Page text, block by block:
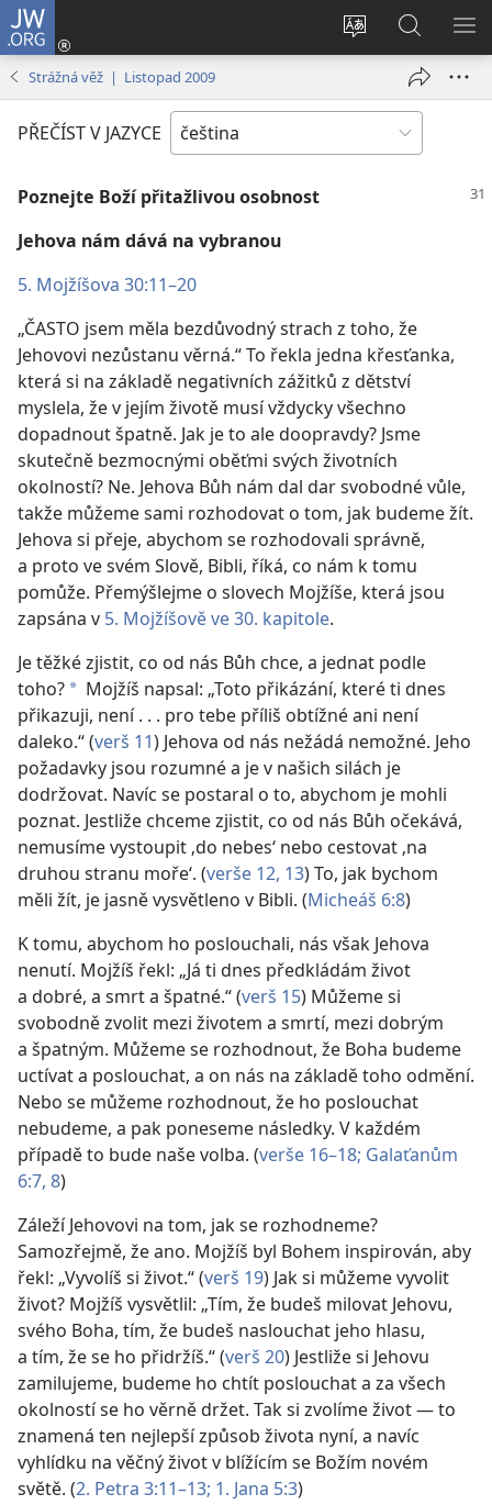
JW.ORG
Změnit
stránek
Přihlásit
se
okno)
Hledat
na
JW.ORG
Strážná věž | Listopad 2009
PŘEČÍST V JAZYCE
Poznejte Boží přitažlivou osobnost
Jehova nám dává na vybranou
5. Mojžíšova 30:11–20
„ČASTO jsem měla bezdůvodný strach z toho, že
Jehovovi nezůstanu věrná.“ To řekla jedna křesťanka,
která si na základě negativních zážitků z dětství
myslela, že v jejím životě musí vždycky všechno
dopadnout špatně. Jak je to ale doopravdy? Jsme
skutečně bezmocnými oběťmi svých životních
okolností? Ne. Jehova Bůh nám dal dar svobodné vůle,
takže můžeme sami rozhodovat o tom, jak budeme žít.
Jehova si přeje, abychom se rozhodovali správně,
a proto ve svém Slově, Bibli, říká, co nám k tomu
pomůže. Přemýšlejme o slovech Mojžíše, která jsou
zapsána v 5. Mojžíšově ve 30. kapitole.
Je těžké zjistit, co od nás Bůh chce, a jednat podle
toho? * Mojžíš napsal: „Toto přikázání, které ti dnes
přikazuji, není . . . pro tebe příliš obtížné ani není
daleko.“ (verš 11) Jehova od nás nežádá nemožné. Jeho
požadavky jsou rozumné a je v našich silách je
dodržovat. Navíc se postaral o to, abychom je mohli
poznat. Jestliže chceme zjistit, co od nás Bůh očekává,
nemusíme vystoupit ‚do nebes‘ nebo cestovat ‚na
druhou stranu moře‘. (verše 12, 13) To, jak bychom
měli žít, je jasně vysvětleno v Bibli. (Micheáš 6:8)
K tomu, abychom ho poslouchali, nás však Jehova
nenutí. Mojžíš řekl: „Já ti dnes předkládám život
a dobré, a smrt a špatné.“ (verš 15) Můžeme si
svobodně zvolit mezi životem a smrtí, mezi dobrým
a špatným. Můžeme se rozhodnout, že Boha budeme
uctívat a poslouchat, a on nás na základě toho odmění.
Nebo se můžeme rozhodnout, že ho poslouchat
nebudeme, a pak poneseme následky. V každém
případě to bude naše volba. (verše 16–18; Galaťanům
6:7, 8)
Záleží Jehovovi na tom, jak se rozhodneme?
Samozřejmě, že ano. Mojžíš byl Bohem inspirován, aby
řekl: „Vyvolíš si život.“ (verš 19) Jak si můžeme vyvolit
život? Mojžíš vysvětlil: „Tím, že budeš milovat Jehovu,
svého Boha, tím, že budeš naslouchat jeho hlasu,
a tím, že se ho přidržíš.“ (verš 20) Jestliže si Jehovu
zamilujeme, budeme ho chtít poslouchat a za všech
okolností se ho věrně držet. Tak si zvolíme život — to
znamená ten nejlepší způsob života nyní, a navíc
vyhlídku na věčný život v blížícím se Božím novém
světě. (2. Petra 3:11–13; 1. Jana 5:3)